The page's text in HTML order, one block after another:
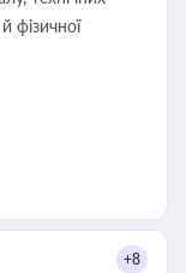
фізичної
+8